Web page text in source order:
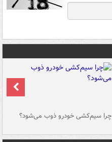
چرا سیم‌کشی خودرو ذوب می‌شود؟